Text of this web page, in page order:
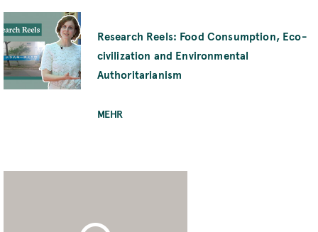
Research Reels: Food Consumption, Eco-
civilization and Environmental
Authoritarianism
MEHR